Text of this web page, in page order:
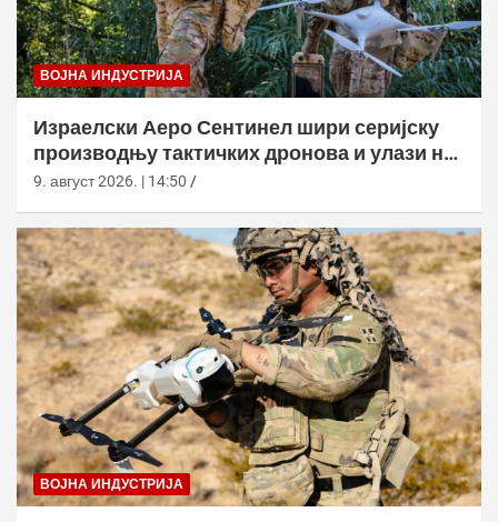
ВОЈНА ИНДУСТРИЈА
Израелски Аеро Сентинел шири серијску
производњу тактичких дронова и улази на
нова тржишта
9. август 2026. | 14:50
ВОЈНА ИНДУСТРИЈА